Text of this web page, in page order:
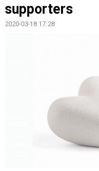
MATCHER
MEDLEMSKAP
supporters
2020-03-18 17:28